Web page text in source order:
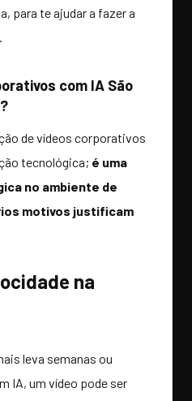
para te ajudar a fazer a
com IA São
de vídeos corporativos
tecnológica; é uma
no ambiente de
motivos justificam
na
leva semanas ou
IA, um vídeo pode ser